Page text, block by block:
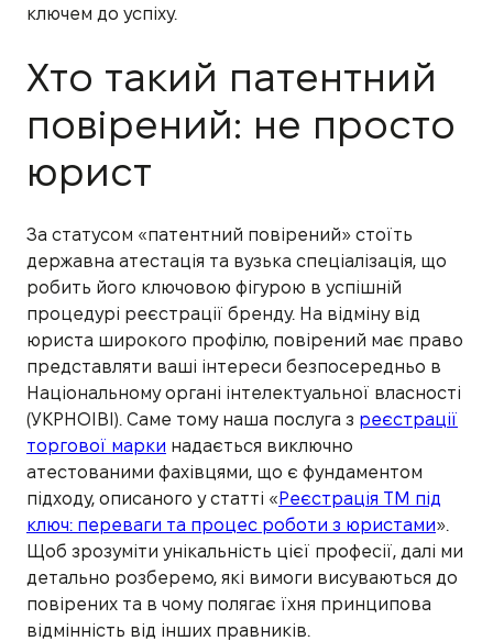
ключем до успіху.
Хто такий патентний
повірений: не просто
юрист
За статусом «патентний повірений» стоїть
державна атестація та вузька спеціалізація, що
робить його ключовою фігурою в успішній
процедурі реєстрації бренду. На відміну від
юриста широкого профілю, повірений має право
представляти ваші інтереси безпосередньо в
Національному органі інтелектуальної власності
(УКРНОІВІ). Саме тому наша послуга з реєстрації
торгової марки надається виключно
атестованими фахівцями, що є фундаментом
підходу, описаного у статті « Реєстрація ТМ під
ключ: переваги та процес роботи з юристами».
Щоб зрозуміти унікальність цієї професії, далі ми
детально розберемо, які вимоги висуваються до
повірених та в чому полягає їхня принципова
відмінність від інших правників.